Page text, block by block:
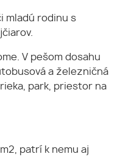
mladú rodinu s
V pešom dosahu
a železničná
park, priestor na
patrí k nemu aj